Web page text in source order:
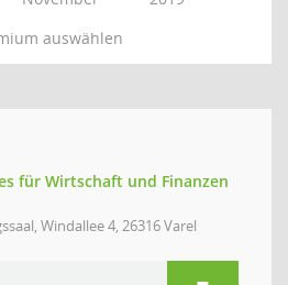
auswählen
für Wirtschaft und Finanzen
Windallee 4, 26316 Varel